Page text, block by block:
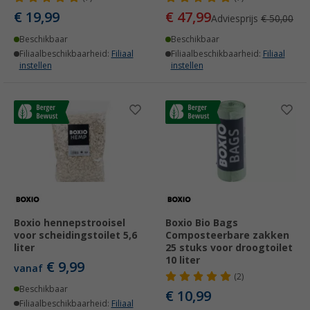
€ 19,99
Beschikbaar
Filiaalbeschikbaarheid: Filiaal
instellen
€ 47,99Adviesprijs € 50,00
Beschikbaar
Filiaalbeschikbaarheid: Filiaal
instellen
Boxio hennepstrooisel
voor scheidingstoilet 5,6
liter
vanaf € 9,99
Beschikbaar
Filiaalbeschikbaarheid: Filiaal
Boxio Bio Bags
Composteerbare zakken
25 stuks voor droogtoilet
10 liter
(2)
€ 10,99